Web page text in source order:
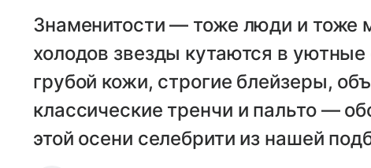
Знаменитости — тоже люди и тоже
холодов звезды кутаются в уютные
грубой кожи, строгие блейзеры,
классические тренчи и пальто —
этой осени селебрити из нашей